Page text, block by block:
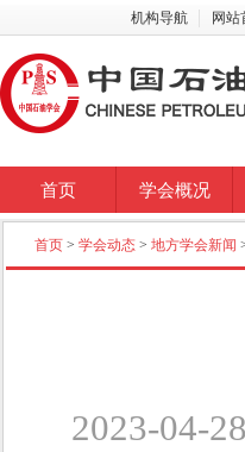
机构导航 网站
首页 学会概况
首页 > 学会动态 > 地方学会新闻
2023-04-